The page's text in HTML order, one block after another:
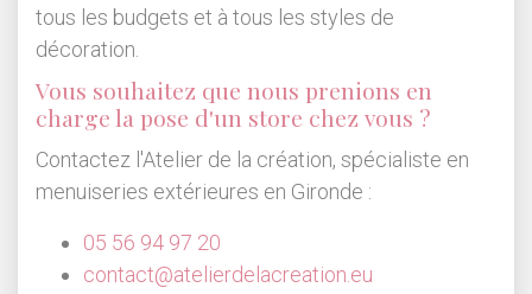
tous les budgets et à tous les styles de
décoration.
Vous souhaitez que nous prenions en
charge la pose d'un store chez vous ?
Contactez l'Atelier de la création, spécialiste en
menuiseries extérieures en Gironde :
05 56 94 97 20
contact@atelierdelacreation.eu